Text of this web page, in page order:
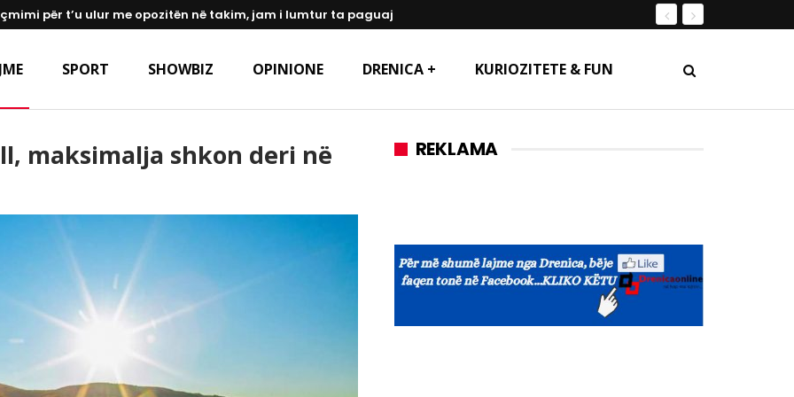
për t’u ulur me opozitën në takim, jam i lumtur ta paguaj
SPORT SHOWBIZ OPINIONE DRENICA + KURIOZITETE & FUN
maksimalja shkon deri në REKLAMA